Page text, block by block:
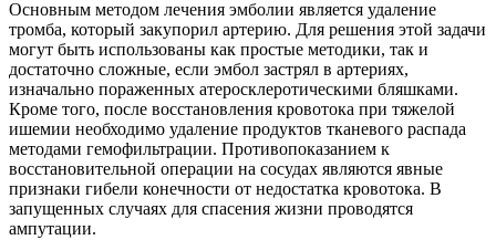
Основным методом лечения эмболии является удаление
тромба, который закупорил артерию. Для решения этой задачи
могут быть использованы как простые методики, так и
достаточно сложные, если эмбол застрял в артериях,
изначально пораженных атеросклеротическими бляшками.
Кроме того, после восстановления кровотока при тяжелой
ишемии необходимо удаление продуктов тканевого распада
методами гемофильтрации. Противопоказанием к
восстановительной операции на сосудах являются явные
признаки гибели конечности от недостатка кровотока. В
запущенных случаях для спасения жизни проводятся
ампутации.